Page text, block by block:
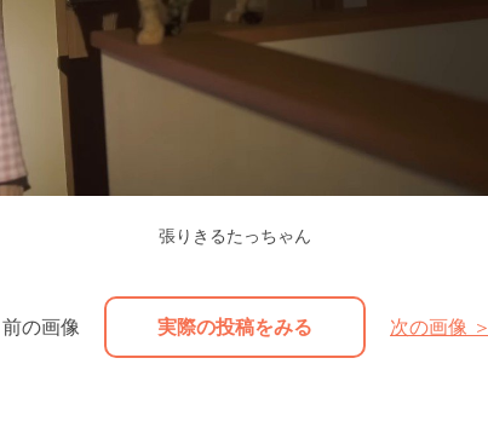
張りきるたっちゃん
前の画像 実際の投稿をみる 次の画像 ＞